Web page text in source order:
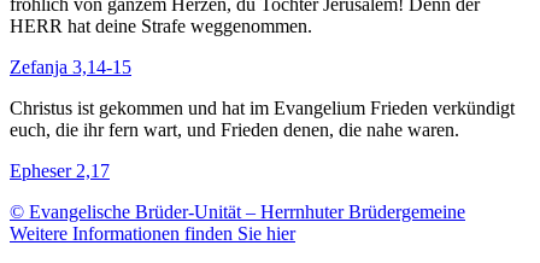
fröhlich von ganzem Herzen, du Tochter Jerusalem! Denn der
HERR hat deine Strafe weggenommen.
Zefanja 3,14-15
Christus ist gekommen und hat im Evangelium Frieden verkündigt
euch, die ihr fern wart, und Frieden denen, die nahe waren.
Epheser 2,17
© Evangelische Brüder-Unität – Herrnhuter Brüdergemeine
Weitere Informationen finden Sie hier